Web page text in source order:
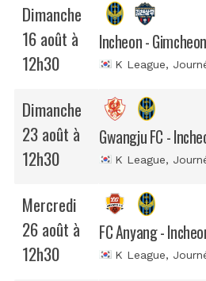
Dimanche
16 août à
12h30
Incheon -
K League,
Dimanche
23 août à
12h30
Gwangju FC -
K League,
Mercredi
26 août à
12h30
FC Anyang -
K League,